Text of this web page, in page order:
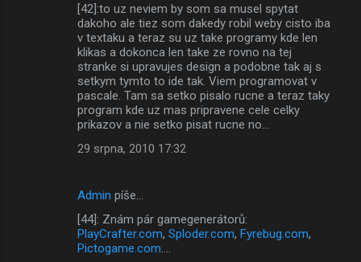
[42]:to uz neviem by som sa musel spytat
dakoho ale tiez som dakedy robil weby cisto iba
v textaku a teraz su uz take programy kde len
klikas a dokonca len take ze rovno na tej
stranke si upravujes design a podobne tak aj s
setkym tymto to ide tak. Viem programovat v
pascale. Tam sa setko pisalo rucne a teraz taky
program kde uz mas pripravene cele celky
prikazov a nie setko pisat rucne no...
29 srpna, 2010 17:32
Admin píše…
[44]: Znám pár gamegenerátorů:
PlayCrafter.com, Sploder.com, Fyrebug.com,
Pictogame.com